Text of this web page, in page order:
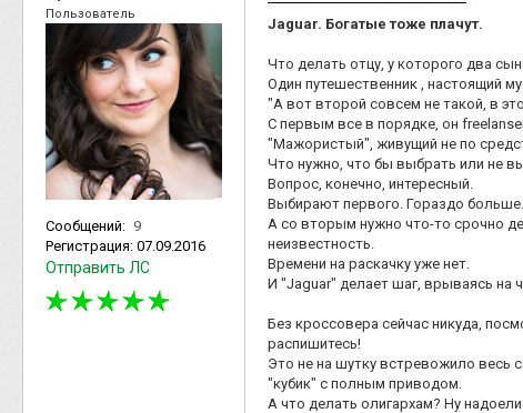
Пользователь
Сообщений: 9
Регистрация: 07.09.2016
Отправить ЛС
Jaguar. Богатые тоже плачут.
Что делать отцу, у которого два
Один путешественник , настоящий
"А вот второй совсем не такой, в
С первым все в порядке, он
"Мажористый", живущий не по
Что нужно, что бы выбрать или не
Вопрос, конечно, интересный.
Выбирают первого. Гораздо
А со вторым нужно что-то срочно
неизвестность.
Времени на раскачку уже нет.
И "Jaguar" делает шаг, врываясь на
Без кроссовера сейчас никуда,
распишитесь!
Это не на шутку встревожило весь
"кубик" с полным приводом.
А что делать олигархам? Ну